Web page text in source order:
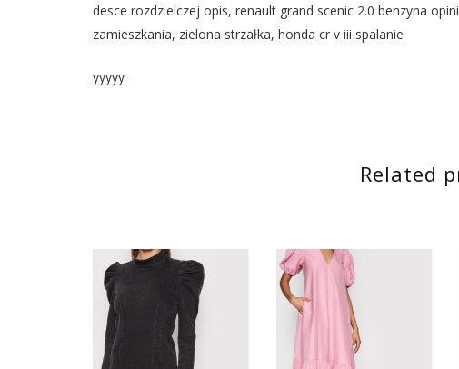
desce rozdzielczej opis, renault grand scenic 2.0 benzyna
zamieszkania, zielona strzałka, honda cr v iii spalanie
yyyyy
Related